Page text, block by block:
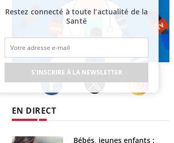
EN DIRECT
Bébés, jeunes enfants :
Restez connecté à toute l’actualité de la
Santé
S'INSCRIRE À LA NEWSLETTER